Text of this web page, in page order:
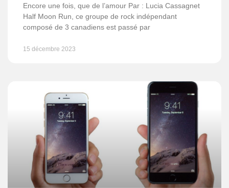
Encore une fois, que de l’amour Par : Lucia Cassagnet
Half Moon Run, ce groupe de rock indépendant
composé de 3 canadiens est passé par
15 décembre 2023